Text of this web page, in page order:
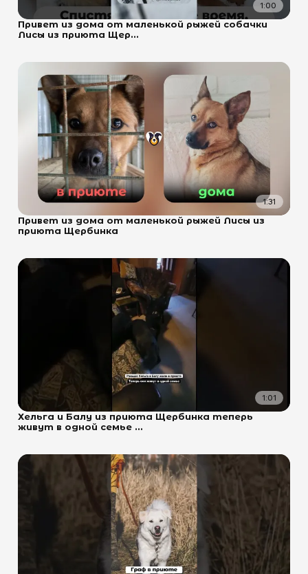
1:00
Привет из дома от маленькой рыжей собачки
Лисы из приюта Щер...
1:31
Привет из дома от маленькой рыжей Лисы из
приюта Щербинка
1:01
Хельга и Балу из приюта Щербинка теперь
живут в одной семье ...